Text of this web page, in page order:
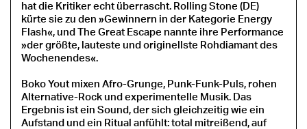
hat die Kritiker echt überrascht. Rolling Stone (DE)
kürte sie zu den »Gewinnern in der Kategorie Energy
Flash«, und The Great Escape nannte ihre Performance
»der größte, lauteste und originellste Rohdiamant des
Wochenendes«.
Boko Yout mixen Afro-Grunge, Punk-Funk-Puls, rohen
Alternative-Rock und experimentelle Musik. Das
Ergebnis ist ein Sound, der sich gleichzeitig wie ein
Aufstand und ein Ritual anfühlt: total mitreißend, auf